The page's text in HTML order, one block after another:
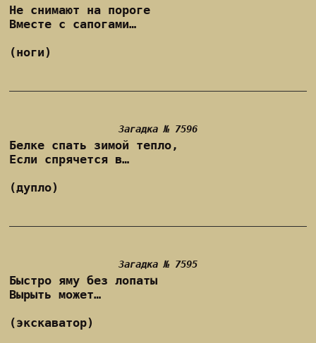
Не снимают на пороге
Вместе с сапогами…
(ноги)
Загадка № 7596
Белке спать зимой тепло,
Если спрячется в…
(дупло)
Загадка № 7595
Быстро яму без лопаты
Вырыть может…
(экскаватор)